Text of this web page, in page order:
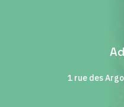
1 rue des